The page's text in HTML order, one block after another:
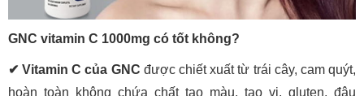
GNC vitamin C 1000mg có tốt không?
✔ Vitamin C của GNC được chiết xuất từ trái cây, cam quýt,
hoàn toàn không chứa chất tạo màu, tạo vị, gluten, đậu